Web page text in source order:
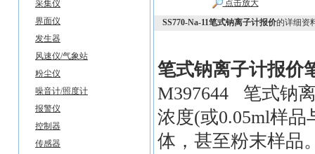
采集仪
界面仪
发生器
风速仪/气象站
粉尘仪
噪音计/照度计
报警仪
控制器
传感器
点击放大
SS770-Na-11笔式钠离子计报价的详细资
笔式钠离子计报价
M397644 笔式钠
浓度(或0.05ml样
体，甚至粉末样品